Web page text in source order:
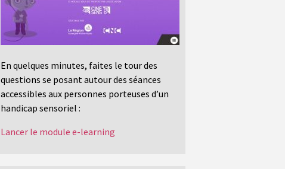
En quelques minutes, faites le tour des
questions se posant autour des séances
accessibles aux personnes porteuses d’un
handicap sensoriel :
Lancer le module e-learning